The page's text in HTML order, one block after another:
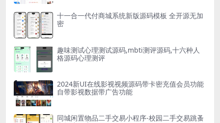
十一合一代付商城系统新版源码模板 全开源无加
密
趣味测试心理测试源码,mbti测评源码,十六种人
格源码心理测评
2024新UI在线影视视频源码带卡密充值会员功能
自带影视数据带广告功能
同城闲置物品二手交易小程序-校园二手交易跳蚤